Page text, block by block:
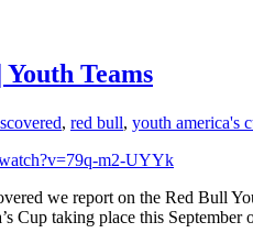
Teams
, red bull, youth america's
m2-UYYk
we report on the Red Bull
Cup taking place this